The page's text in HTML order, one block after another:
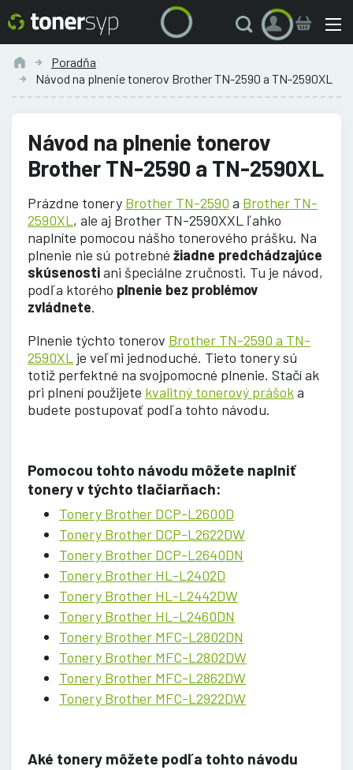
Poradňa
Návod na plnenie tonerov Brother TN-2590 a TN-2590XL
Návod na plnenie tonerov
Brother TN-2590 a TN-2590XL
Prázdne tonery Brother TN-2590 a Brother TN-
2590XL , ale aj Brother TN-2590XXL ľahko
naplníte pomocou nášho tonerového prášku. Na
plnenie nie sú potrebné žiadne predchádzajúce
skúsenostiani špeciálne zručnosti. Tu je návod,
podľa ktorého plnenie bez problémov
zvládnete.
Plnenie týchto tonerov Brother TN-2590 a TN-
2590XL je veľmi jednoduché. Tieto tonery sú
totiž perfektné na svojpomocné plnenie. Stačí ak
pri plnení použijete kvalitný tonerový prášoka
budete postupovať podľa tohto návodu.
Pomocou tohto návodu môžete naplniť
tonery v týchto tlačiarňach:
Tonery Brother DCP-L2600D
Tonery Brother DCP-L2622DW
Tonery Brother DCP-L2640DN
Tonery Brother HL-L2402D
Tonery Brother HL-L2442DW
Tonery Brother HL-L2460DN
Tonery Brother MFC-L2802DN
Tonery Brother MFC-L2802DW
Tonery Brother MFC-L2862DW
Tonery Brother MFC-L2922DW
Aké tonery môžete podľa tohto návodu